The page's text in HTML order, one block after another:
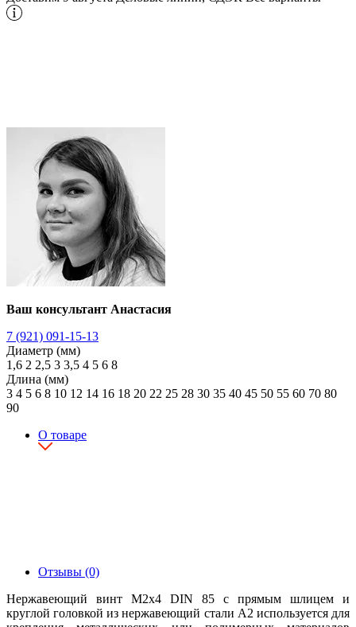
Ваш консультант Анастасия
7 (921) 091-15-13
Диаметр (мм)
1,6 2 2,5 3 3,5 4 5 6 8
Длина (мм)
3 4 5 6 8 10 12 14 16 18 20 22 25 28 30 35 40 45 50 55 60 70 80
90
О товаре
Отзывы (0)
Нержавеющий винт М2х4 DIN 85 с прямым шлицем и
круглой головкой из нержавеющий стали А2 используется для